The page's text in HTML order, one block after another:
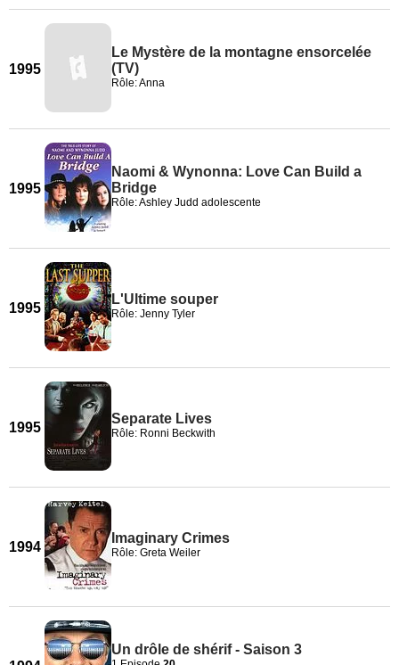
1995
Le Mystère de la montagne ensorcelée
(TV)
Rôle: Anna
1995
Naomi & Wynonna: Love Can Build a
Bridge
Rôle: Ashley Judd adolescente
1995
L'Ultime souper
Rôle: Jenny Tyler
1995
Separate Lives
Rôle: Ronni Beckwith
1994
Imaginary Crimes
Rôle: Greta Weiler
Un drôle de shérif - Saison 3